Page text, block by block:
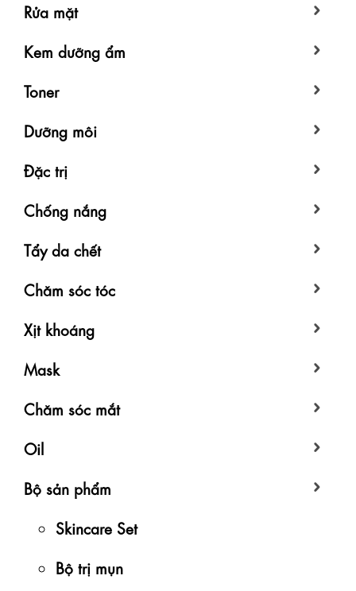
Rửa mặt
Kem dưỡng ẩm
Toner
Dưỡng môi
Đặc trị
Chống nắng
Tẩy da chết
Chăm sóc tóc
Xịt khoáng
Mask
Chăm sóc mắt
Oil
Bộ sản phẩm
Skincare Set
Bộ trị mụn